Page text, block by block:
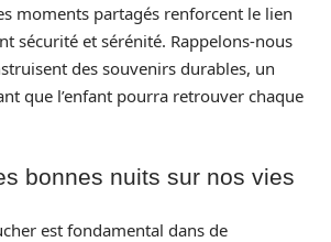
moments partagés renforcent le lien
sécurité et sérénité. Rappelons-nous
des souvenirs durables, un
que l’enfant pourra retrouver chaque
bonnes nuits sur nos vies
est fondamental dans de